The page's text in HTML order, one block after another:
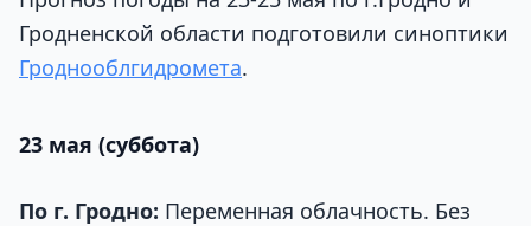
Гродненской области подготовили синоптики
Гроднооблгидромета.
23 мая (суббота)
По г. Гродно: Переменная облачность. Без